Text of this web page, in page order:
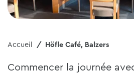
Accueil Höfle Café, Balzers
Commencer la journée